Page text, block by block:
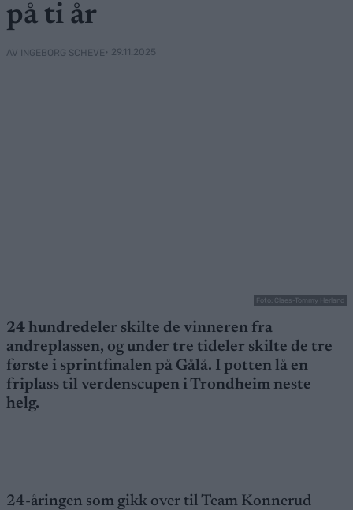
på ti år
AV INGEBORG SCHEVE• 29.11.2025
Foto: Claes-Tommy Herland
24 hundredeler skilte de vinneren fra
andreplassen, og under tre tideler skilte de tre
første i sprintfinalen på Gålå. I potten lå en
friplass til verdenscupen i Trondheim neste
helg.
24-åringen som gikk over til Team Konnerud